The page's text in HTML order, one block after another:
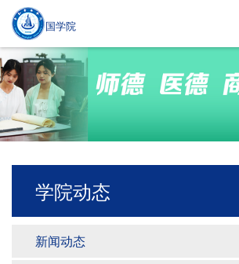
国学院
学院动态
新闻动态